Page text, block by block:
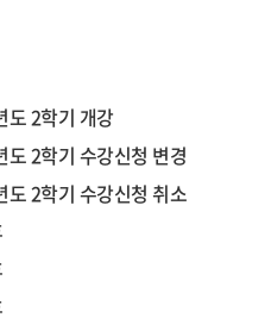
도 2학기 개강
도 2학기 수강신청 변경
도 2학기 수강신청 취소